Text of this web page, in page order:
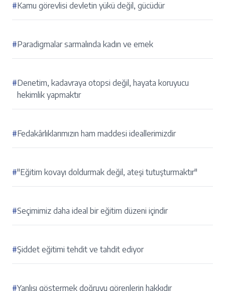
#Kamu görevlisi devletin yükü değil, gücüdür
#Paradigmalar sarmalında kadın ve emek
#Denetim, kadavraya otopsi değil, hayata koruyucu
hekimlik yapmaktır
#Fedakârlıklarımızın ham maddesi ideallerimizdir
#"Eğitim kovayı doldurmak değil, ateşi tutuşturmaktır"
#Seçimimiz daha ideal bir eğitim düzeni içindir
#Şiddet eğitimi tehdit ve tahdit ediyor
#Yanlışı göstermek doğruyu görenlerin hakkıdır